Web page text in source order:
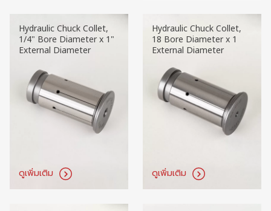
Hydraulic Chuck Collet,
1/4" Bore Diameter x 1"
External Diameter
ดูเพิ่มเติม
Hydraulic Chuck Collet,
18 Bore Diameter x 1
External Diameter
ดูเพิ่มเติม